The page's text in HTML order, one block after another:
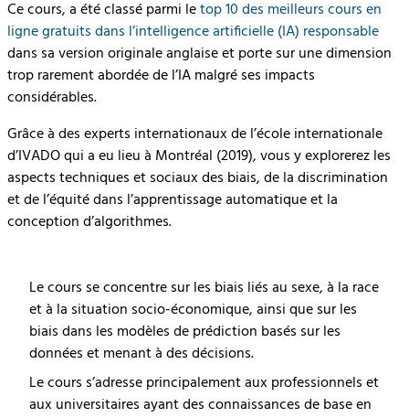
Ce cours, a été classé parmi le top 10 des meilleurs cours en
ligne gratuits dans l’intelligence artificielle (IA) responsable
dans sa version originale anglaise et porte sur une dimension
trop rarement abordée de l’IA malgré ses impacts
considérables.
Grâce à des experts internationaux de l’école internationale
d’IVADO qui a eu lieu à Montréal (2019), vous y explorerez les
aspects techniques et sociaux des biais, de la discrimination
et de l’équité dans l’apprentissage automatique et la
conception d’algorithmes.
Le cours se concentre sur les biais liés au sexe, à la race
et à la situation socio-économique, ainsi que sur les
biais dans les modèles de prédiction basés sur les
données et menant à des décisions.
Le cours s’adresse principalement aux professionnels et
aux universitaires ayant des connaissances de base en